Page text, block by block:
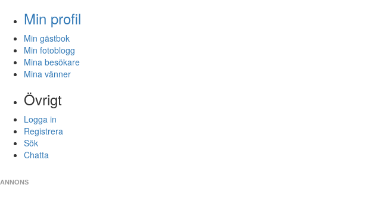
Min profil
Min gästbok
Min fotoblogg
Mina besökare
Mina vänner
Övrigt
Logga in
Registrera
Sök
Chatta
ANNONS